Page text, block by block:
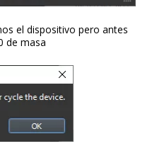
el dispositivo pero antes
de masa